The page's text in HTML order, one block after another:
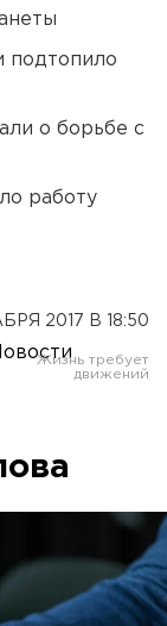
подтопило
о борьбе с
работу
2017 В 18:50